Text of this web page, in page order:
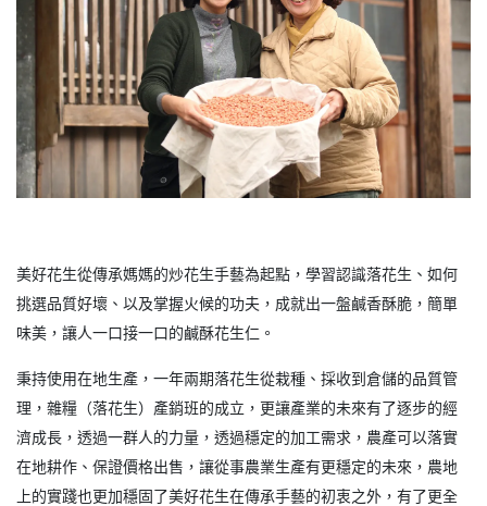
美好花生從傳承媽媽的炒花生手藝為起點，學習認識落花生、如何
挑選品質好壞、以及掌握火候的功夫，成就出一盤鹹香酥脆，簡單
味美，讓人一口接一口的鹹酥花生仁。
秉持使用在地生產，一年兩期落花生從栽種、採收到倉儲的品質管
理，雜糧（落花生）產銷班的成立，更讓產業的未來有了逐步的經
濟成長，透過一群人的力量，透過穩定的加工需求，農產可以落實
在地耕作、保證價格出售，讓從事農業生產有更穩定的未來，農地
上的實踐也更加穩固了美好花生在傳承手藝的初衷之外，有了更全